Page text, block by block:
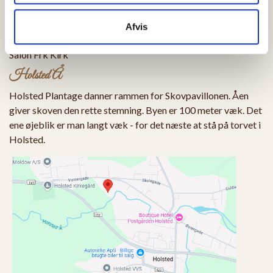
Afvis
Salon Frk Kirk
Holsted Å
Holsted Plantage danner rammen for Skovpavillonen. Åen
giver skoven den rette stemning. Byen er 100 meter væk. Det
ene øjeblik er man langt væk - for det næste at stå på torvet i
Holsted.